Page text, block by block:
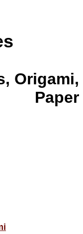
Origami,
Paper